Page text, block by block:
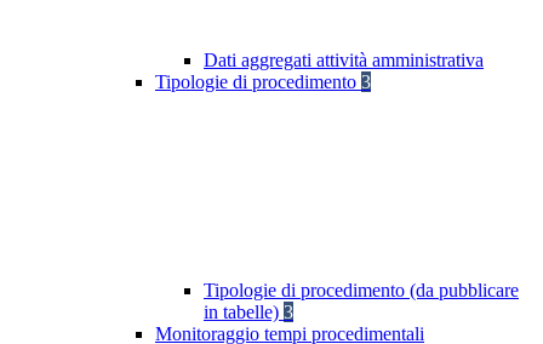
Dati aggregati attività amministrativa
Tipologie di procedimento 3
Tipologie di procedimento (da pubblicare
in tabelle) 3
Monitoraggio tempi procedimentali